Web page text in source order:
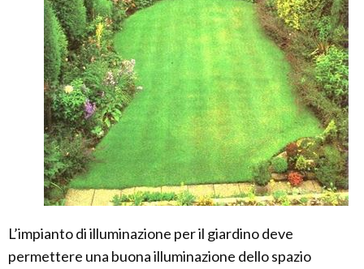
L’impianto di illuminazione per il giardino deve
permettere una buona illuminazione dello spazio